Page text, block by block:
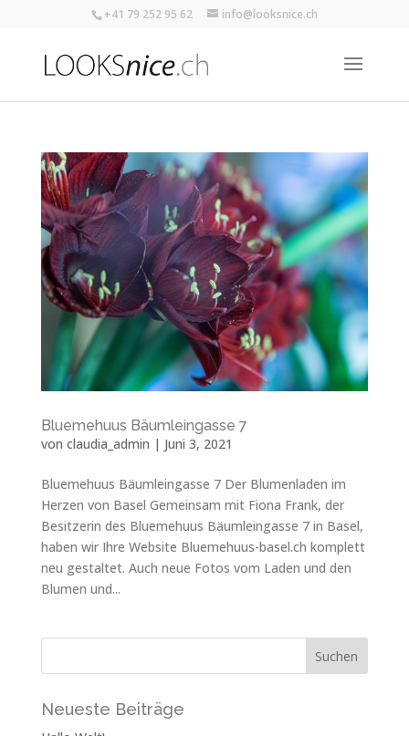
+41 79 252 95 62 info@looksnice.ch
Bluemehuus Bäumleingasse 7
von claudia_admin | Juni 3, 2021
Bluemehuus Bäumleingasse 7 Der Blumenladen im
Herzen von Basel Gemeinsam mit Fiona Frank, der
Besitzerin des Bluemehuus Bäumleingasse 7 in Basel,
haben wir Ihre Website Bluemehuus-basel.ch komplett
neu gestaltet. Auch neue Fotos vom Laden und den
Blumen und...
Neueste Beiträge